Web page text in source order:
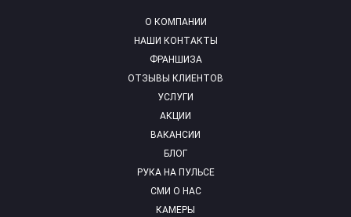
О КОМПАНИИ
НАШИ КОНТАКТЫ
ФРАНШИЗА
ОТЗЫВЫ КЛИЕНТОВ
УСЛУГИ
АКЦИИ
ВАКАНСИИ
БЛОГ
РУКА НА ПУЛЬСЕ
СМИ О НАС
КАМЕРЫ